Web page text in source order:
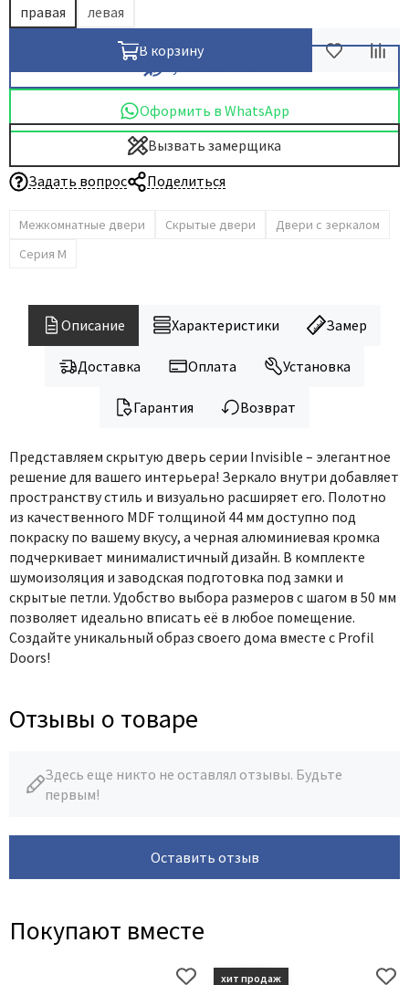
Hausdoors
Kapelli
Legend
LiGa
Line Doors
Lockstyle
Miksal
Milyana
Morelli
Philips
Porta Di Parma
Porte Vista
Portika
Poseidon
Profil Doors
Profilo Porte
Protector
STR
Tupai
Uberture
Verum
Zadoor
правая
левая
В корзину
Оформить в WhatsApp
Вызвать замерщика
Задать вопрос
Поделиться
Межкомнатные двери Скрытые двери
Двери с зеркалом
Серия M
Описание Характеристики Замер
Доставка Оплата Установка
Гарантия Возврат
Представляем скрытую дверь серии Invisible – элегантное
решение для вашего интерьера! Зеркало внутри добавляет
пространству стиль и визуально расширяет его. Полотно
из качественного MDF толщиной 44 мм доступно под
покраску по вашему вкусу, а черная алюминиевая кромка
подчеркивает минималистичный дизайн. В комплекте
шумоизоляция и заводская подготовка под замки и
скрытые петли. Удобство выбора размеров с шагом в 50 мм
позволяет идеально вписать её в любое помещение.
Создайте уникальный образ своего дома вместе с Profil
Doors!
Отзывы о товаре
Здесь еще никто не оставлял отзывы. Будьте
первым!
Оставить отзыв
Покупают вместе